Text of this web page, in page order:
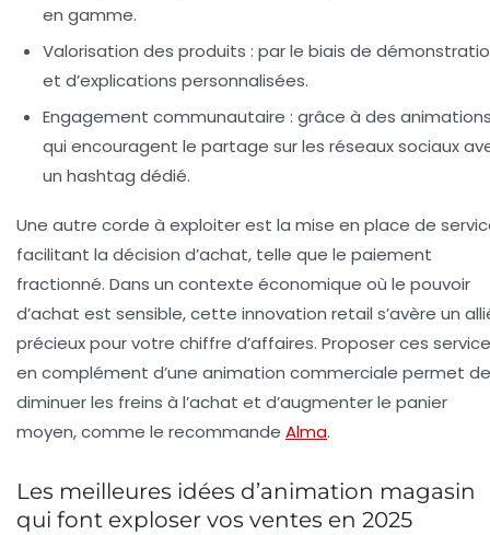
en gamme.
Valorisation des produits : par le biais de
et d’explications personnalisées.
Engagement communautaire : grâce à des
qui encouragent le partage sur les réseaux sociaux
un hashtag dédié.
Une autre corde à exploiter est la mise en place de
facilitant la décision d’achat, telle que le paiement
fractionné. Dans un contexte économique où le pouvoir
d’achat est sensible, cette innovation retail s’avère un
précieux pour votre chiffre d’affaires. Proposer ces
en complément d’une animation commerciale permet de
diminuer les freins à l’achat et d’augmenter le panier
moyen, comme le recommande Alma.
Les meilleures idées d’animation magasin
qui font exploser vos ventes en 2025